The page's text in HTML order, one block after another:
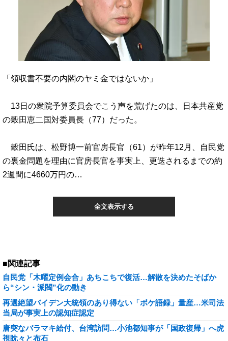
「領収書不要の内閣のヤミ金ではないか」
13日の衆院予算委員会でこう声を荒げたのは、日本共産党
の穀田恵二国対委員長（77）だった。
穀田氏は、松野博一前官房長官（61）が昨年12月、自民党
の裏金問題を理由に官房長官を事実上、更迭されるまでの約
2週間に4660万円の…
全文表示する
■関連記事
自民党「木曜定例会合」あちこちで復活…解散を決めたそばか
ら“シン・派閥”化の動き
再選絶望バイデン大統領のあり得ない「ボケ語録」量産…米司法
当局が事実上の認知症認定
唐突なバラマキ給付、台湾訪問…小池都知事が「国政復帰」へ虎
視眈々と布石